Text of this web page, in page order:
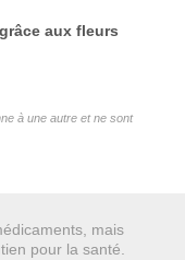
aux fleurs
à une autre et ne sont
mais
pour la santé.